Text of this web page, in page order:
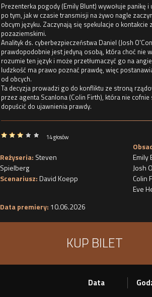
Prezenterka pogody (Emily Blunt) wywołuje panikę
po tym, jak w czasie transmisji na żywo nagle
obcym języku. Zaczynają się spekulacje o kontakcie
pozaziemskimi.
Analityk ds. cyberbezpieczeństwa Daniel (Josh
prawdopodobnie jest jedyną osobą, która choć nie
rozumie ten język i może przetłumaczyć go na
ludzkość ma prawo poznać prawdę, więc
od obcych.
Ta decyzja prowadzi go do konfliktu ze stroną
przez agenta Scanlona (Colin Firth), która nie cofnie
dopuścić do ujawnienia prawdy.
14 głosów
Reżyseria: Steven
Spielberg
Scenariusz:David Koepp
Data premiery: 10.06.2026
Emily
Josh
Colin
Eve
KUP BILET
Data